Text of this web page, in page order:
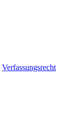
Verfassungsrecht